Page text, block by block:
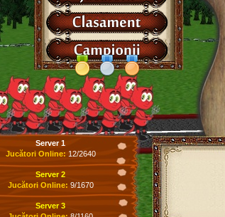
Server 1
Jucători Online: 12/2640
Server 2
Jucători Online: 9/1670
Server 3